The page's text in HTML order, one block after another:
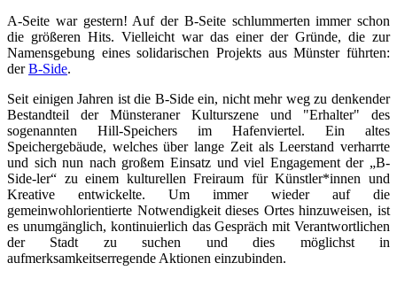
A-Seite war gestern! Auf der B-Seite schlummerten immer schon
die größeren Hits. Vielleicht war das einer der Gründe, die zur
Namensgebung eines solidarischen Projekts aus Münster führten:
derB-Side.
Seit einigen Jahren ist die B-Side ein, nicht mehr weg zu denkender
Bestandteil der Münsteraner Kulturszene und "Erhalter" des
sogenannten Hill-Speichers im Hafenviertel. Ein altes
Speichergebäude, welches über lange Zeit als Leerstand verharrte
und sich nun nach großem Einsatz und viel Engagement der „B-
Side-ler“ zu einem kulturellen Freiraum für Künstler*innen und
Kreative entwickelte. Um immer wieder auf die
gemeinwohlorientierte Notwendigkeit dieses Ortes hinzuweisen, ist
es unumgänglich, kontinuierlich das Gespräch mit Verantwortlichen
der Stadt zu suchen und dies möglichst in
aufmerksamkeitserregende Aktionen einzubinden.